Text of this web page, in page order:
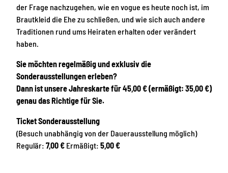
der Frage nachzugehen, wie en vogue es heute noch ist, im
Brautkleid die Ehe zu schließen, und wie sich auch andere
Traditionen rund ums Heiraten erhalten oder verändert
haben.
Sie möchten regelmäßig und exklusiv die
Sonderausstellungen erleben?
Dann ist unsere Jahreskarte für 45,00 € (ermäßigt: 35,00 €)
genau das Richtige für Sie.
Ticket Sonderausstellung
(Besuch unabhängig von der Dauerausstellung möglich)
Regulär: 7,00 € Ermäßigt: 5,00 €